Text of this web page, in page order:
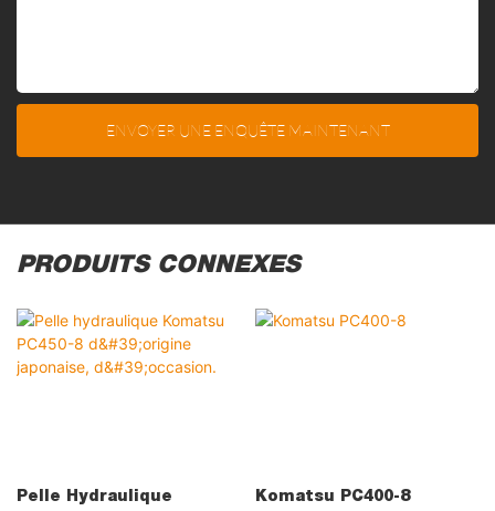
ENVOYER UNE ENQUÊTE MAINTENANT
PRODUITS CONNEXES
Pelle Hydraulique Komatsu PC400-8